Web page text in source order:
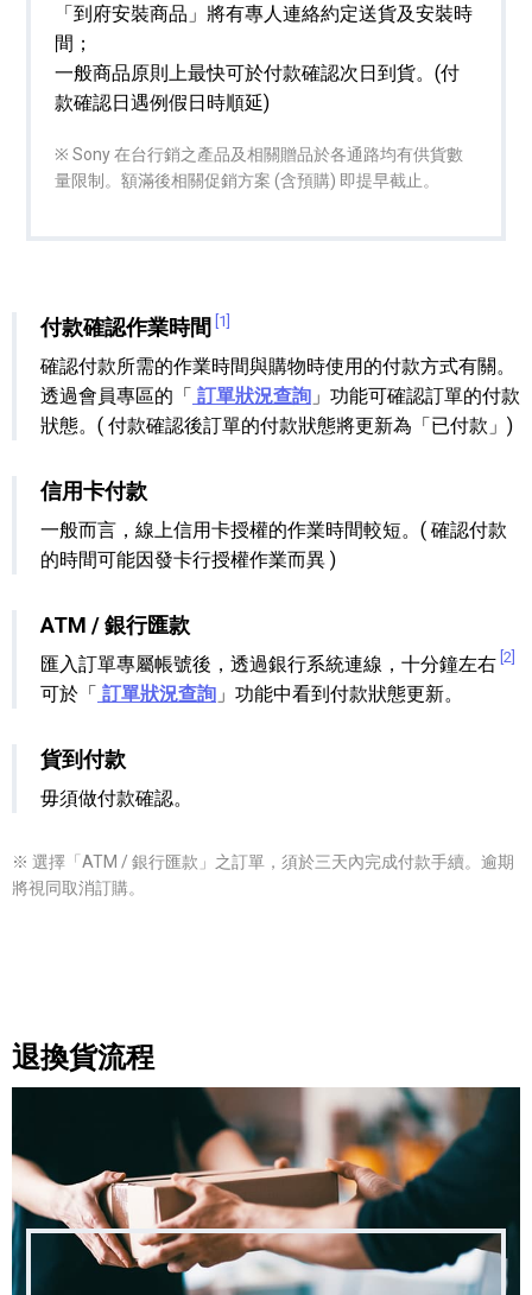
「到府安裝商品」將有專人連絡約定送貨及安裝時
間；
一般商品原則上最快可於付款確認次日到貨。(付
款確認日遇例假日時順延)
※ Sony 在台行銷之產品及相關贈品於各通路均有供貨數
量限制。額滿後相關促銷方案 (含預購) 即提早截止。
付款確認作業時間 [1]
確認付款所需的作業時間與購物時使用的付款方式有關。
透過會員專區的「 訂單狀況查詢 」功能可確認訂單的付款
狀態。( 付款確認後訂單的付款狀態將更新為「已付款」)
信用卡付款
一般而言，線上信用卡授權的作業時間較短。( 確認付款
的時間可能因發卡行授權作業而異 )
ATM / 銀行匯款
匯入訂單專屬帳號後，透過銀行系統連線，十分鐘左右 [2]
可於「 訂單狀況查詢 」功能中看到付款狀態更新。
貨到付款
毋須做付款確認。
※ 選擇「ATM / 銀行匯款」之訂單，須於三天內完成付款手續。逾期
將視同取消訂購。
退換貨流程